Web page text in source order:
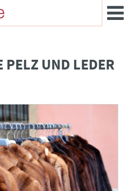
PELZ UND LEDER